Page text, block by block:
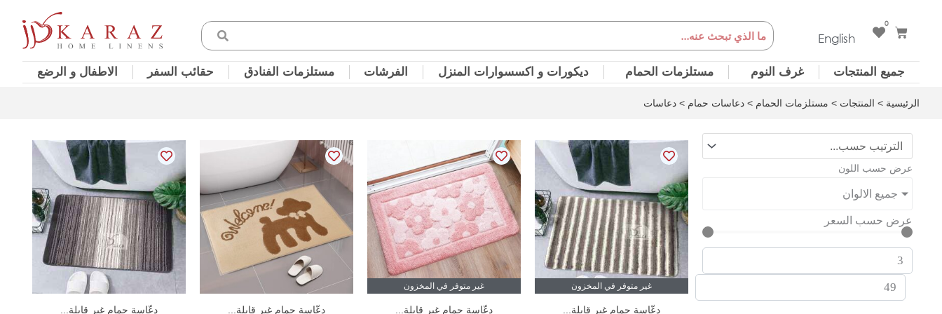
Search English
0
Cart
جميع المنتجات غرف النوم مستلزمات الحمام ديكورات و اكسسوارات المنزل الفرشات مستلزمات الفنادق حقائب السفر الاطفال و الرضع
الرئيسية > المنتجات > مستلزمات الحمام > دعاسات حمام > دعاسات
عرض حسب اللون
جميع الالوان
عرض حسب السعر
غير متوفر في المخزون
دعّاسة حمام غير قابلة...
غير متوفر في المخزون
دعّاسة حمام غير قابلة...
In Stock
دعّاسة حمام غير قابلة...
In Stock
دعّاسة حمام غير قابلة...